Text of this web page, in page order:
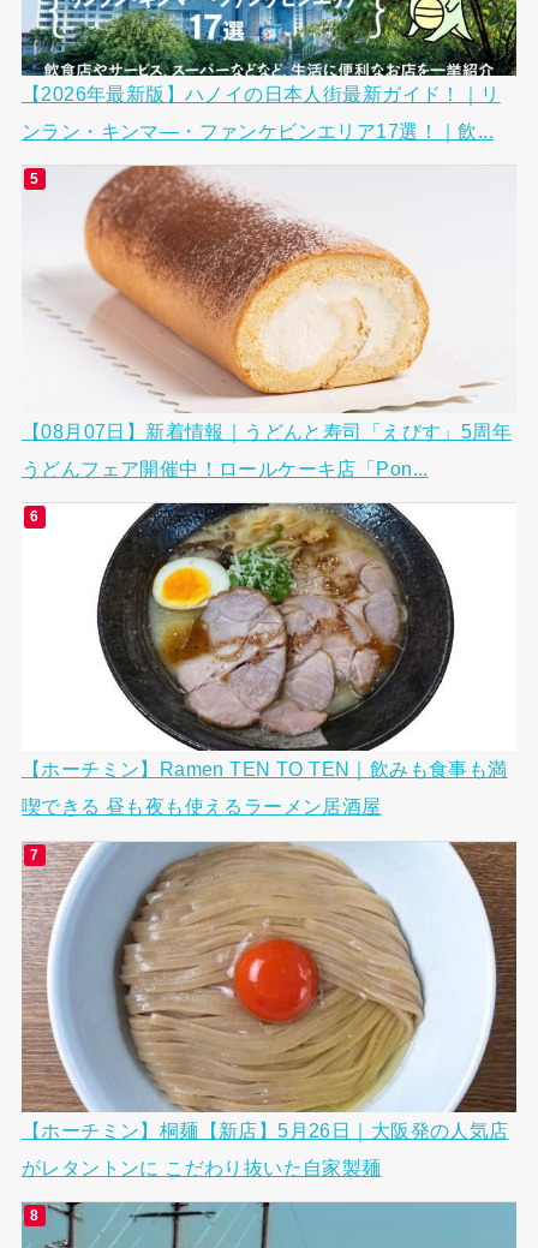
【2026年最新版】ハノイの日本人街最新ガイド！｜リ
ンラン・キンマ―・ファンケビンエリア17選！｜飲...
【08月07日】新着情報｜うどんと寿司「えびす」5周年
うどんフェア開催中！ロールケーキ店「Pon...
【ホーチミン】Ramen TEN TO TEN｜飲みも食事も満
喫できる 昼も夜も使えるラーメン居酒屋
【ホーチミン】桐麺【新店】5月26日｜大阪発の人気店
がレタントンに こだわり抜いた自家製麺